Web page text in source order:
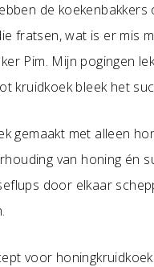
de
fratsen, wat is er mis
Pim. Mijn pogingen
kruidkoek bleek het
gemaakt met alleen
van honing én
door elkaar
voor